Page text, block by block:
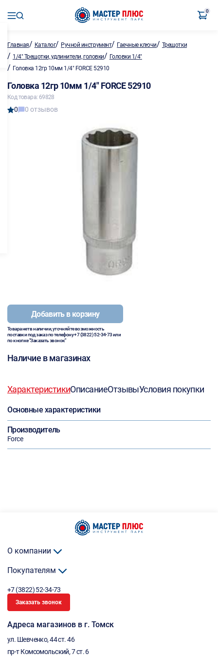
0
Главная/ Каталог/ Ручной инструмент/ Гаечные ключи/ Трещотки
/ 1/4" Трещотки, удлинители, головки/ Головки 1/4"
/ Головка 12гр 10мм 1/4" FORCE 52910
Головка 12гр 10мм 1/4" FORCE 52910
Код товара: 69828
0 0 отзывов
Добавить в корзину
Товара нет в наличии, уточняйте возможность
поставки под заказ по телефону+7 (3822) 52-34-73или
по кнопке "Заказать звонок"
Наличие в магазинах
ХарактеристикиОписаниеОтзывыУсловия покупки
Основные характеристики
Производитель
Force
О компании
Покупателям
+7 (3822) 52-34-73
Заказать звонок
Адреса магазинов в г. Томск
ул. Шевченко, 44 ст. 46
пр-т Комсомольский, 7 ст. 6